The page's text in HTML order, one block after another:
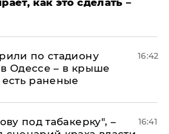
как это сделать –
по стадиону
Одессе – в крыше
раненые
16:42
под табакерку", –
16:41